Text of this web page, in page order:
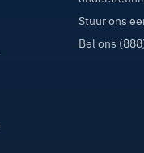
Stuur ons
Bel ons